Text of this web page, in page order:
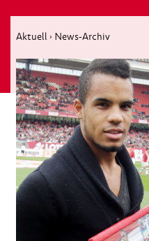
Aktuell › News-Archiv